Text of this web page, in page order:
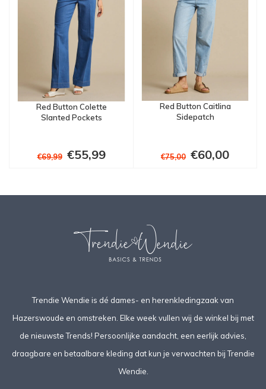
Red Button Colette
Slanted Pockets
€69,99 €55,99
Red Button Caitlina
Sidepatch
€75,00 €60,00
Trendie Wendie is dé dames- en herenkledingzaak van
Hazerswoude en omstreken. Elke week vullen wij de winkel bij met
de nieuwste Trends! Persoonlijke aandacht, een eerlijk advies,
draagbare en betaalbare kleding dat kun je verwachten bij Trendie
Wendie.